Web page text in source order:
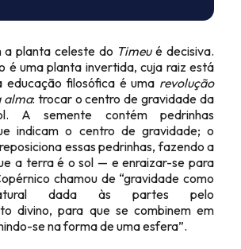
a planta celeste do Timeué decisiva.
é uma planta invertida, cuja raiz está
educação filosófica é uma revolução
alma: trocar o centro de gravidade da
A semente contém pedrinhas
indicam o centro de gravidade; o
essas pedrinhas, fazendo a
a terra é o sol — e enraizar-se para
chamou de “gravidade como
dada às partes pelo
divino, para que se combinem em
se na forma de uma esfera”.